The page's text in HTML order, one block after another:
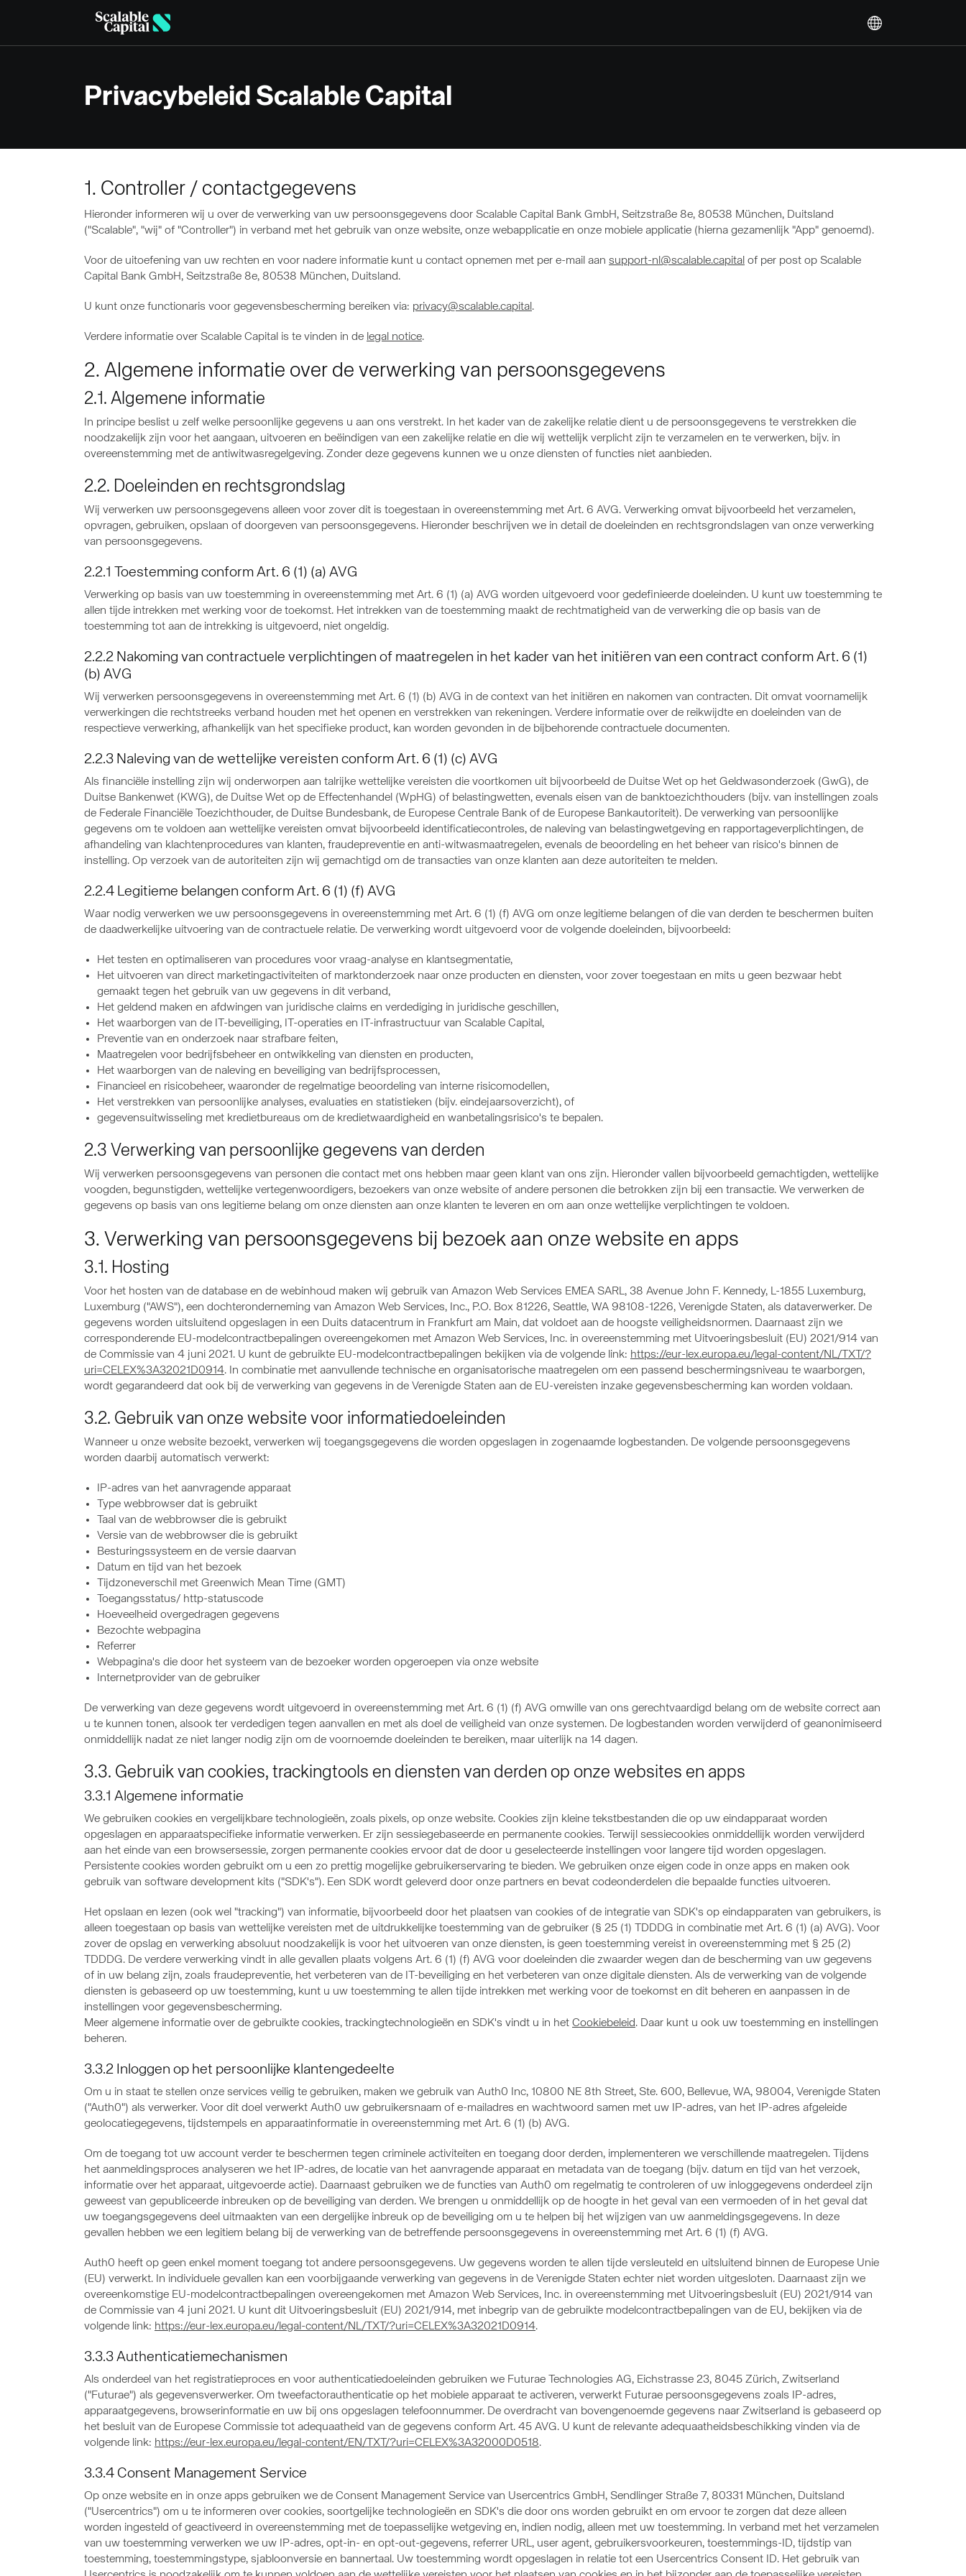
Privacybeleid Scalable Capital
1. Controller / contactgegevens
Hieronder informeren wij u over de verwerking van uw persoonsgegevens door Scalable Capital Bank GmbH, Seitzstraße 8e, 80538 München, Duitsland
("Scalable", "wij" of "Controller") in verband met het gebruik van onze website, onze webapplicatie en onze mobiele applicatie (hierna gezamenlijk "App" genoemd).
Voor de uitoefening van uw rechten en voor nadere informatie kunt u contact opnemen met per e-mail aan support-nl@scalable.capital of per post op Scalable
Capital Bank GmbH, Seitzstraße 8e, 80538 München, Duitsland.
U kunt onze functionaris voor gegevensbescherming bereiken via: privacy@scalable.capital .
Verdere informatie over Scalable Capital is te vinden in de legal notice.
2. Algemene informatie over de verwerking van persoonsgegevens
2.1. Algemene informatie
In principe beslist u zelf welke persoonlijke gegevens u aan ons verstrekt. In het kader van de zakelijke relatie dient u de persoonsgegevens te verstrekken die
noodzakelijk zijn voor het aangaan, uitvoeren en beëindigen van een zakelijke relatie en die wij wettelijk verplicht zijn te verzamelen en te verwerken, bijv. in
overeenstemming met de antiwitwasregelgeving. Zonder deze gegevens kunnen we u onze diensten of functies niet aanbieden.
2.2. Doeleinden en rechtsgrondslag
Wij verwerken uw persoonsgegevens alleen voor zover dit is toegestaan in overeenstemming met Art. 6 AVG. Verwerking omvat bijvoorbeeld het verzamelen,
opvragen, gebruiken, opslaan of doorgeven van persoonsgegevens. Hieronder beschrijven we in detail de doeleinden en rechtsgrondslagen van onze verwerking
van persoonsgegevens.
2.2.1 Toestemming conform Art. 6 (1) (a) AVG
Verwerking op basis van uw toestemming in overeenstemming met Art. 6 (1) (a) AVG worden uitgevoerd voor gedefinieerde doeleinden. U kunt uw toestemming te
allen tijde intrekken met werking voor de toekomst. Het intrekken van de toestemming maakt de rechtmatigheid van de verwerking die op basis van de
toestemming tot aan de intrekking is uitgevoerd, niet ongeldig.
2.2.2 Nakoming van contractuele verplichtingen of maatregelen in het kader van het initiëren van een contract conform Art. 6 (1)
(b) AVG
Wij verwerken persoonsgegevens in overeenstemming met Art. 6 (1) (b) AVG in de context van het initiëren en nakomen van contracten. Dit omvat voornamelijk
verwerkingen die rechtstreeks verband houden met het openen en verstrekken van rekeningen. Verdere informatie over de reikwijdte en doeleinden van de
respectieve verwerking, afhankelijk van het specifieke product, kan worden gevonden in de bijbehorende contractuele documenten.
2.2.3 Naleving van de wettelijke vereisten conform Art. 6 (1) (c) AVG
Als financiële instelling zijn wij onderworpen aan talrijke wettelijke vereisten die voortkomen uit bijvoorbeeld de Duitse Wet op het Geldwasonderzoek (GwG), de
Duitse Bankenwet (KWG), de Duitse Wet op de Effectenhandel (WpHG) of belastingwetten, evenals eisen van de banktoezichthouders (bijv. van instellingen zoals
de Federale Financiële Toezichthouder, de Duitse Bundesbank, de Europese Centrale Bank of de Europese Bankautoriteit). De verwerking van persoonlijke
gegevens om te voldoen aan wettelijke vereisten omvat bijvoorbeeld identificatiecontroles, de naleving van belastingwetgeving en rapportageverplichtingen, de
afhandeling van klachtenprocedures van klanten, fraudepreventie en anti-witwasmaatregelen, evenals de beoordeling en het beheer van risico's binnen de
instelling. Op verzoek van de autoriteiten zijn wij gemachtigd om de transacties van onze klanten aan deze autoriteiten te melden.
2.2.4 Legitieme belangen conform Art. 6 (1) (f) AVG
Waar nodig verwerken we uw persoonsgegevens in overeenstemming met Art. 6 (1) (f) AVG om onze legitieme belangen of die van derden te beschermen buiten
de daadwerkelijke uitvoering van de contractuele relatie. De verwerking wordt uitgevoerd voor de volgende doeleinden, bijvoorbeeld:
Het testen en optimaliseren van procedures voor vraag-analyse en klantsegmentatie,
Het uitvoeren van direct marketingactiviteiten of marktonderzoek naar onze producten en diensten, voor zover toegestaan en mits u geen bezwaar hebt
gemaakt tegen het gebruik van uw gegevens in dit verband,
Het geldend maken en afdwingen van juridische claims en verdediging in juridische geschillen,
Het waarborgen van de IT-beveiliging, IT-operaties en IT-infrastructuur van Scalable Capital,
Preventie van en onderzoek naar strafbare feiten,
Maatregelen voor bedrijfsbeheer en ontwikkeling van diensten en producten,
Het waarborgen van de naleving en beveiliging van bedrijfsprocessen,
Financieel en risicobeheer, waaronder de regelmatige beoordeling van interne risicomodellen,
Het verstrekken van persoonlijke analyses, evaluaties en statistieken (bijv. eindejaarsoverzicht), of
gegevensuitwisseling met kredietbureaus om de kredietwaardigheid en wanbetalingsrisico's te bepalen.
2.3 Verwerking van persoonlijke gegevens van derden
Wij verwerken persoonsgegevens van personen die contact met ons hebben maar geen klant van ons zijn. Hieronder vallen bijvoorbeeld gemachtigden, wettelijke
voogden, begunstigden, wettelijke vertegenwoordigers, bezoekers van onze website of andere personen die betrokken zijn bij een transactie. We verwerken de
gegevens op basis van ons legitieme belang om onze diensten aan onze klanten te leveren en om aan onze wettelijke verplichtingen te voldoen.
3. Verwerking van persoonsgegevens bij bezoek aan onze website en apps
3.1. Hosting
Voor het hosten van de database en de webinhoud maken wij gebruik van Amazon Web Services EMEA SARL, 38 Avenue John F. Kennedy, L-1855 Luxemburg,
Luxemburg ("AWS"), een dochteronderneming van Amazon Web Services, Inc., P.O. Box 81226, Seattle, WA 98108-1226, Verenigde Staten, als dataverwerker. De
gegevens worden uitsluitend opgeslagen in een Duits datacentrum in Frankfurt am Main, dat voldoet aan de hoogste veiligheidsnormen. Daarnaast zijn we
corresponderende EU-modelcontractbepalingen overeengekomen met Amazon Web Services, Inc. in overeenstemming met Uitvoeringsbesluit (EU) 2021/914 van
de Commissie van 4 juni 2021. U kunt de gebruikte EU-modelcontractbepalingen bekijken via de volgende link: https://eur-lex.europa.eu/legal-content/NL/TXT/?
uri=CELEX%3A32021D0914. In combinatie met aanvullende technische en organisatorische maatregelen om een passend beschermingsniveau te waarborgen,
wordt gegarandeerd dat ook bij de verwerking van gegevens in de Verenigde Staten aan de EU-vereisten inzake gegevensbescherming kan worden voldaan.
3.2. Gebruik van onze website voor informatiedoeleinden
Wanneer u onze website bezoekt, verwerken wij toegangsgegevens die worden opgeslagen in zogenaamde logbestanden. De volgende persoonsgegevens
worden daarbij automatisch verwerkt:
IP-adres van het aanvragende apparaat
Type webbrowser dat is gebruikt
Taal van de webbrowser die is gebruikt
Versie van de webbrowser die is gebruikt
Besturingssysteem en de versie daarvan
Datum en tijd van het bezoek
Tijdzoneverschil met Greenwich Mean Time (GMT)
Toegangsstatus/ http-statuscode
Hoeveelheid overgedragen gegevens
Bezochte webpagina
Referrer
Webpagina's die door het systeem van de bezoeker worden opgeroepen via onze website
Internetprovider van de gebruiker
De verwerking van deze gegevens wordt uitgevoerd in overeenstemming met Art. 6 (1) (f) AVG omwille van ons gerechtvaardigd belang om de website correct aan
u te kunnen tonen, alsook ter verdedigen tegen aanvallen en met als doel de veiligheid van onze systemen. De logbestanden worden verwijderd of geanonimiseerd
onmiddellijk nadat ze niet langer nodig zijn om de voornoemde doeleinden te bereiken, maar uiterlijk na 14 dagen.
3.3. Gebruik van cookies, trackingtools en diensten van derden op onze websites en apps
3.3.1 Algemene informatie
We gebruiken cookies en vergelijkbare technologieën, zoals pixels, op onze website. Cookies zijn kleine tekstbestanden die op uw eindapparaat worden
opgeslagen en apparaatspecifieke informatie verwerken. Er zijn sessiegebaseerde en permanente cookies. Terwijl sessiecookies onmiddellijk worden verwijderd
aan het einde van een browsersessie, zorgen permanente cookies ervoor dat de door u geselecteerde instellingen voor langere tijd worden opgeslagen.
Persistente cookies worden gebruikt om u een zo prettig mogelijke gebruikerservaring te bieden. We gebruiken onze eigen code in onze apps en maken ook
gebruik van software development kits ("SDK's"). Een SDK wordt geleverd door onze partners en bevat codeonderdelen die bepaalde functies uitvoeren.
Het opslaan en lezen (ook wel "tracking") van informatie, bijvoorbeeld door het plaatsen van cookies of de integratie van SDK's op eindapparaten van gebruikers, is
alleen toegestaan op basis van wettelijke vereisten met de uitdrukkelijke toestemming van de gebruiker (§ 25 (1) TDDDG in combinatie met Art. 6 (1) (a) AVG). Voor
zover de opslag en verwerking absoluut noodzakelijk is voor het uitvoeren van onze diensten, is geen toestemming vereist in overeenstemming met § 25 (2)
TDDDG. De verdere verwerking vindt in alle gevallen plaats volgens Art. 6 (1) (f) AVG voor doeleinden die zwaarder wegen dan de bescherming van uw gegevens
of in uw belang zijn, zoals fraudepreventie, het verbeteren van de IT-beveiliging en het verbeteren van onze digitale diensten. Als de verwerking van de volgende
diensten is gebaseerd op uw toestemming, kunt u uw toestemming te allen tijde intrekken met werking voor de toekomst en dit beheren en aanpassen in de
instellingen voor gegevensbescherming.
Meer algemene informatie over de gebruikte cookies, trackingtechnologieën en SDK's vindt u in het Cookiebeleid. Daar kunt u ook uw toestemming en instellingen
beheren.
3.3.2 Inloggen op het persoonlijke klantengedeelte
Om u in staat te stellen onze services veilig te gebruiken, maken we gebruik van Auth0 Inc, 10800 NE 8th Street, Ste. 600, Bellevue, WA, 98004, Verenigde Staten
("Auth0") als verwerker. Voor dit doel verwerkt Auth0 uw gebruikersnaam of e-mailadres en wachtwoord samen met uw IP-adres, van het IP-adres afgeleide
geolocatiegegevens, tijdstempels en apparaatinformatie in overeenstemming met Art. 6 (1) (b) AVG.
Om de toegang tot uw account verder te beschermen tegen criminele activiteiten en toegang door derden, implementeren we verschillende maatregelen. Tijdens
het aanmeldingsproces analyseren we het IP-adres, de locatie van het aanvragende apparaat en metadata van de toegang (bijv. datum en tijd van het verzoek,
informatie over het apparaat, uitgevoerde actie). Daarnaast gebruiken we de functies van Auth0 om regelmatig te controleren of uw inloggegevens onderdeel zijn
geweest van gepubliceerde inbreuken op de beveiliging van derden. We brengen u onmiddellijk op de hoogte in het geval van een vermoeden of in het geval dat
uw toegangsgegevens deel uitmaakten van een dergelijke inbreuk op de beveiliging om u te helpen bij het wijzigen van uw aanmeldingsgegevens. In deze
gevallen hebben we een legitiem belang bij de verwerking van de betreffende persoonsgegevens in overeenstemming met Art. 6 (1) (f) AVG.
Auth0 heeft op geen enkel moment toegang tot andere persoonsgegevens. Uw gegevens worden te allen tijde versleuteld en uitsluitend binnen de Europese Unie
(EU) verwerkt. In individuele gevallen kan een voorbijgaande verwerking van gegevens in de Verenigde Staten echter niet worden uitgesloten. Daarnaast zijn we
overeenkomstige EU-modelcontractbepalingen overeengekomen met Amazon Web Services, Inc. in overeenstemming met Uitvoeringsbesluit (EU) 2021/914 van
de Commissie van 4 juni 2021. U kunt dit Uitvoeringsbesluit (EU) 2021/914, met inbegrip van de gebruikte modelcontractbepalingen van de EU, bekijken via de
volgende link: https://eur-lex.europa.eu/legal-content/NL/TXT/?uri=CELEX%3A32021D0914.
3.3.3 Authenticatiemechanismen
Als onderdeel van het registratieproces en voor authenticatiedoeleinden gebruiken we Futurae Technologies AG, Eichstrasse 23, 8045 Zürich, Zwitserland
("Futurae") als gegevensverwerker. Om tweefactorauthenticatie op het mobiele apparaat te activeren, verwerkt Futurae persoonsgegevens zoals IP-adres,
apparaatgegevens, browserinformatie en uw bij ons opgeslagen telefoonnummer. De overdracht van bovengenoemde gegevens naar Zwitserland is gebaseerd op
het besluit van de Europese Commissie tot adequaatheid van de gegevens conform Art. 45 AVG. U kunt de relevante adequaatheidsbeschikking vinden via de
volgende link: https://eur-lex.europa.eu/legal-content/EN/TXT/?uri=CELEX%3A32000D0518.
3.3.4 Consent Management Service
Op onze website en in onze apps gebruiken we de Consent Management Service van Usercentrics GmbH, Sendlinger Straße 7, 80331 München, Duitsland
("Usercentrics") om u te informeren over cookies, soortgelijke technologieën en SDK's die door ons worden gebruikt en om ervoor te zorgen dat deze alleen
worden ingesteld of geactiveerd in overeenstemming met de toepasselijke wetgeving en, indien nodig, alleen met uw toestemming. In verband met het verzamelen
van uw toestemming verwerken we uw IP-adres, opt-in- en opt-out-gegevens, referrer URL, user agent, gebruikersvoorkeuren, toestemmings-ID, tijdstip van
toestemming, toestemmingstype, sjabloonversie en bannertaal. Uw toestemming wordt opgeslagen in relatie tot een Usercentrics Consent ID. Het gebruik van